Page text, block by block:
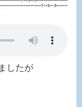
したが